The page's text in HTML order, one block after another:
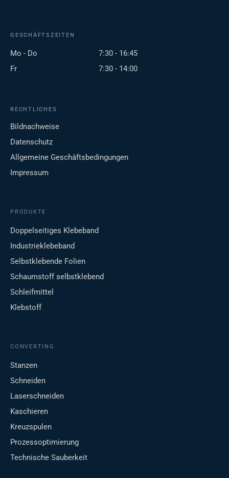
GESCHÄFTSZEITEN
Mo - Do
7:30 - 16:45
Fr
7:30 - 14:00
RECHTLICHES
Bildnachweise
Datenschutz
Allgemeine Geschäftsbedingungen
Impressum
PRODUKTE
Doppelseitiges Klebeband
Industrieklebeband
Selbstklebende Folien
Schaumstoff selbstklebend
Schleifmittel
Klebstoff
CONVERTING
Stanzen
Schneiden
Laserschneiden
Kaschieren
Kreuzspulen
Prozessoptimierung
Technische Sauberkeit